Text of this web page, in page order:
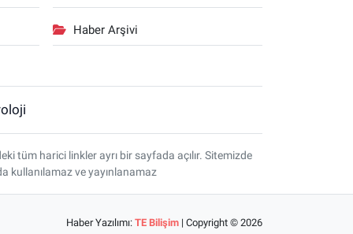
Haber Arşivi
tüm harici linkler ayrı bir sayfada açılır. Sitemizde
kullanılamaz ve yayınlanamaz
Haber Yazılımı:TE Bilişim | Copyright © 2026